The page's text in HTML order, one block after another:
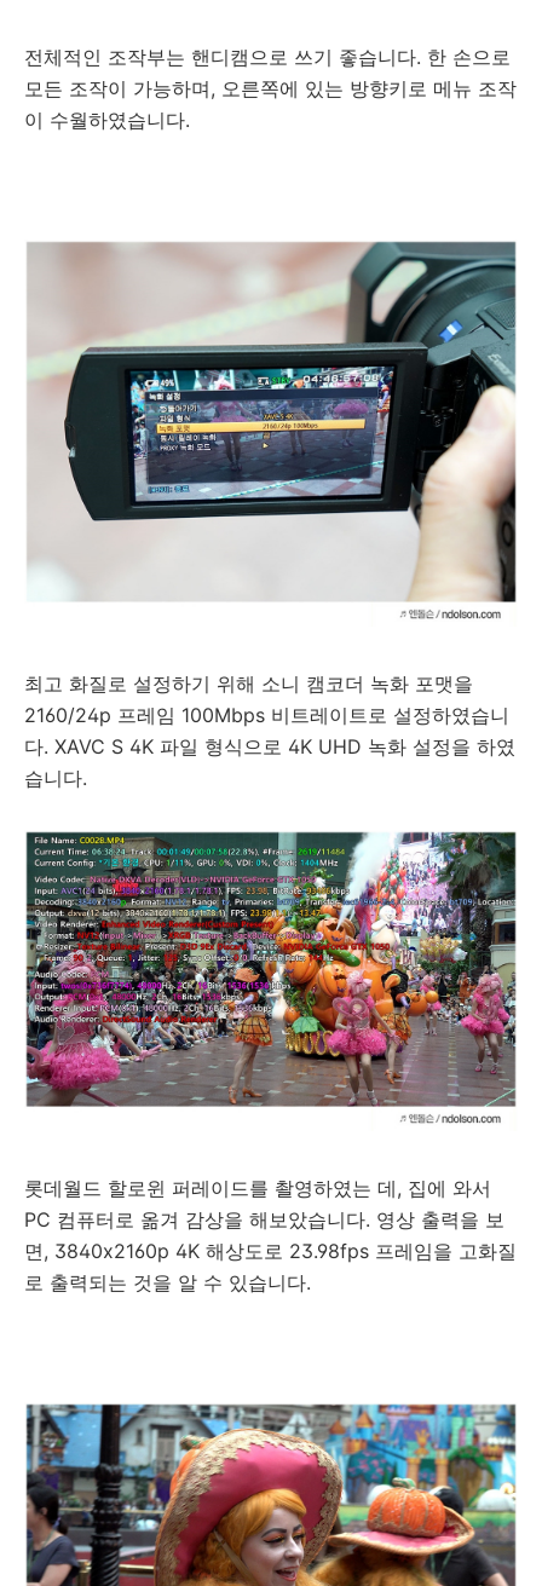
전체적인 조작부는 핸디캠으로 쓰기 좋습니다. 한 손으로
모든 조작이 가능하며, 오른쪽에 있는 방향키로 메뉴 조작
이 수월하였습니다.
최고 화질로 설정하기 위해 소니 캠코더 녹화 포맷을
2160/24p 프레임 100Mbps 비트레이트로 설정하였습니
다. XAVC S 4K 파일 형식으로 4K UHD 녹화 설정을 하였
습니다.
롯데월드 할로윈 퍼레이드를 촬영하였는 데, 집에 와서
PC 컴퓨터로 옮겨 감상을 해보았습니다. 영상 출력을 보
면, 3840x2160p 4K 해상도로 23.98fps 프레임을 고화질
로 출력되는 것을 알 수 있습니다.